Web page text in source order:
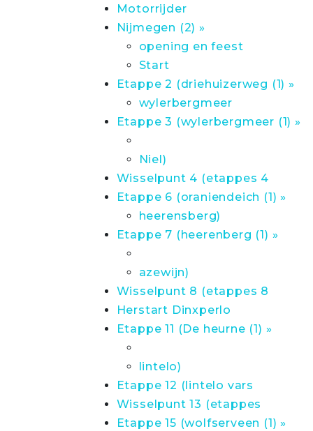
Motorrijder
Nijmegen (2) »
opening en feest
Start
Etappe 2 (driehuizerweg (1) »
wylerbergmeer
Etappe 3 (wylerbergmeer (1) »
Niel)
Wisselpunt 4 (etappes 4
Etappe 6 (oraniendeich (1) »
heerensberg)
Etappe 7 (heerenberg (1) »
azewijn)
Wisselpunt 8 (etappes 8
Herstart Dinxperlo
Etappe 11 (De heurne (1) »
lintelo)
Etappe 12 (lintelo vars
Wisselpunt 13 (etappes
Etappe 15 (wolfserveen (1) »